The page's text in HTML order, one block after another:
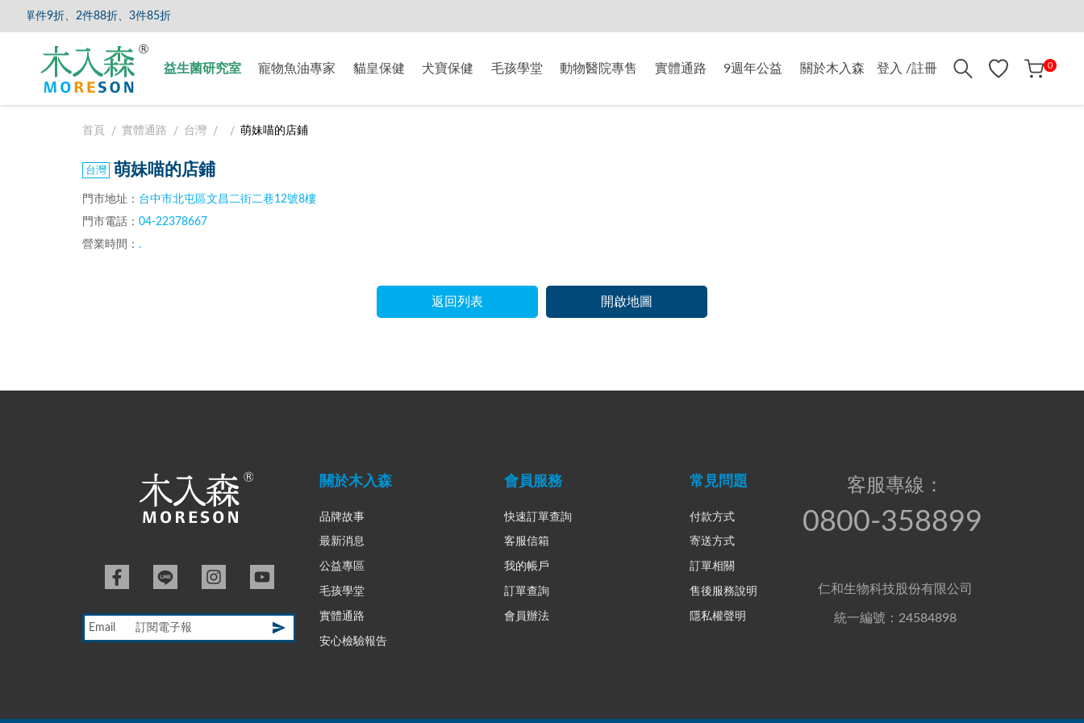
單件9折、2件88折、3件85折
益生菌研究室 寵物魚油專家 貓皇保健 犬寶保健 毛孩學堂 動物醫院專售 實體通路 9週年公益 關於木入森 登入 /註冊 0
首頁 實體通路 台灣 萌妹喵的店鋪
萌妹喵的店鋪
門市地址： 台中市北屯區文昌二街二巷12號8樓
門市電話： 04-22378667
營業時間： .
返回列表 開啟地圖
客服專線：
0800-358899
仁和生物科技股份有限公司
統一編號：24584898
關於木入森
品牌故事
最新消息
公益專區
毛孩學堂
實體通路
安心檢驗報告
會員服務
快速訂單查詢
客服信箱
我的帳戶
訂單查詢
會員辦法
常見問題
付款方式
寄送方式
訂單相關
售後服務說明
隱私權聲明
Email